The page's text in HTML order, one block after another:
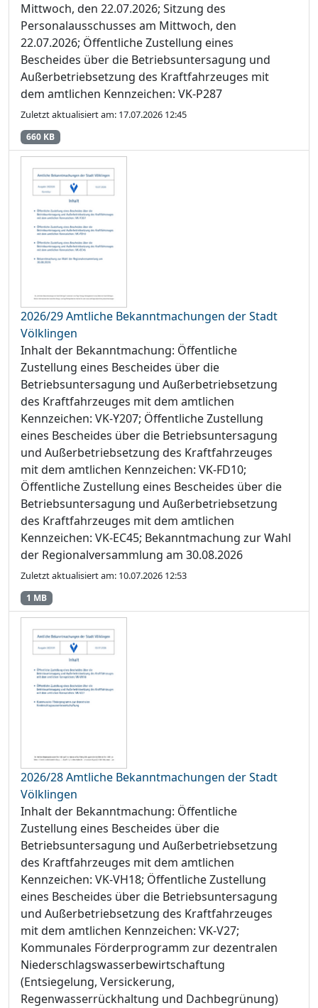
Mittwoch, den 22.07.2026; Sitzung des
Personalausschusses am Mittwoch, den
22.07.2026; Öffentliche Zustellung eines
Bescheides über die Betriebsuntersagung und
Außerbetriebsetzung des Kraftfahrzeuges mit
dem amtlichen Kennzeichen: VK-P287
Zuletzt aktualisiert am: 17.07.2026 12:45
660 KB
2026/29 Amtliche Bekanntmachungen der Stadt
Völklingen
Inhalt der Bekanntmachung: Öffentliche
Zustellung eines Bescheides über die
Betriebsuntersagung und Außerbetriebsetzung
des Kraftfahrzeuges mit dem amtlichen
Kennzeichen: VK-Y207; Öffentliche Zustellung
eines Bescheides über die Betriebsuntersagung
und Außerbetriebsetzung des Kraftfahrzeuges
mit dem amtlichen Kennzeichen: VK-FD10;
Öffentliche Zustellung eines Bescheides über die
Betriebsuntersagung und Außerbetriebsetzung
des Kraftfahrzeuges mit dem amtlichen
Kennzeichen: VK-EC45; Bekanntmachung zur Wahl
der Regionalversammlung am 30.08.2026
Zuletzt aktualisiert am: 10.07.2026 12:53
1 MB
2026/28 Amtliche Bekanntmachungen der Stadt
Völklingen
Inhalt der Bekanntmachung: Öffentliche
Zustellung eines Bescheides über die
Betriebsuntersagung und Außerbetriebsetzung
des Kraftfahrzeuges mit dem amtlichen
Kennzeichen: VK-VH18; Öffentliche Zustellung
eines Bescheides über die Betriebsuntersagung
und Außerbetriebsetzung des Kraftfahrzeuges
mit dem amtlichen Kennzeichen: VK-V27;
Kommunales Förderprogramm zur dezentralen
Niederschlagswasserbewirtschaftung
(Entsiegelung, Versickerung,
Regenwasserrückhaltung und Dachbegrünung)